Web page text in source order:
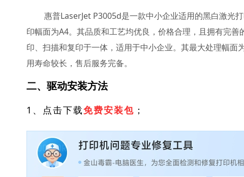
惠普LaserJet P3005d是一款中小企业适用的黑白激光
印幅面为A4。其品质和工艺均优良，价格合理，且拥有完
印、扫描和复印于一体，适用于中小企业。其最大处理幅
用寿命较长，售后服务完备。
二、驱动安装方法
1、点击下载免费安装包 ；